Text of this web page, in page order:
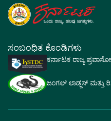
ಸಂಬಂಧಿತ ಕೊಂಡಿಗಳು
ಕರ್ನಾಟಕ ರಾಜ್ಯ
ಜಂಗಲ್ ಲಾಡ್ಜಸ್ ಮತ್ತು